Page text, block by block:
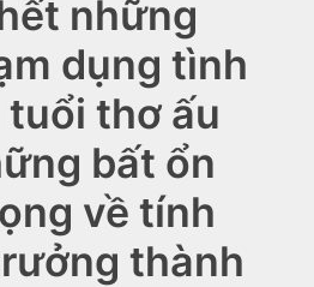
những
dụng tình
thơ ấu
bất ổn
về tính
thành